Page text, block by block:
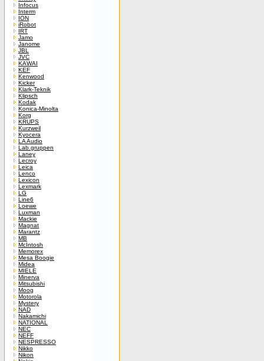
Infocus
Interm
ION
iRobot
IRT
Jamo
Janome
JBL
JVC
KAWAI
KEF
Kenwood
Kicker
Klark-Teknik
Klipsch
Kodak
Konica-Minolta
Korg
KRUPS
Kurzweil
Kyocera
LA Audio
Lab.gruppen
Laney
Lecroy
Leica
Lenco
Lexicon
Lexmark
LG
Line6
Loewe
Luxman
Mackie
Magnat
Marantz
MB
McIntosh
Memorex
Mesa Boogie
Midea
MIELE
Minerva
Mitsubishi
Moog
Motorola
Mystery
NAD
Nakamichi
NATIONAL
NEC
NEFF
NESPRESSO
Nikko
Nikon